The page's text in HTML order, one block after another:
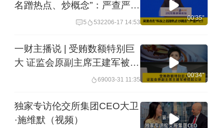
名蹭热点、炒概念”：严查严
5 532206-17 14:53
00'35''
一财主播说 | 受贿数额特别巨
大 证监会原副主席王建军被提
69003-31 11:35
00'34''
独家专访伦交所集团CEO大卫
·施维默（视频）